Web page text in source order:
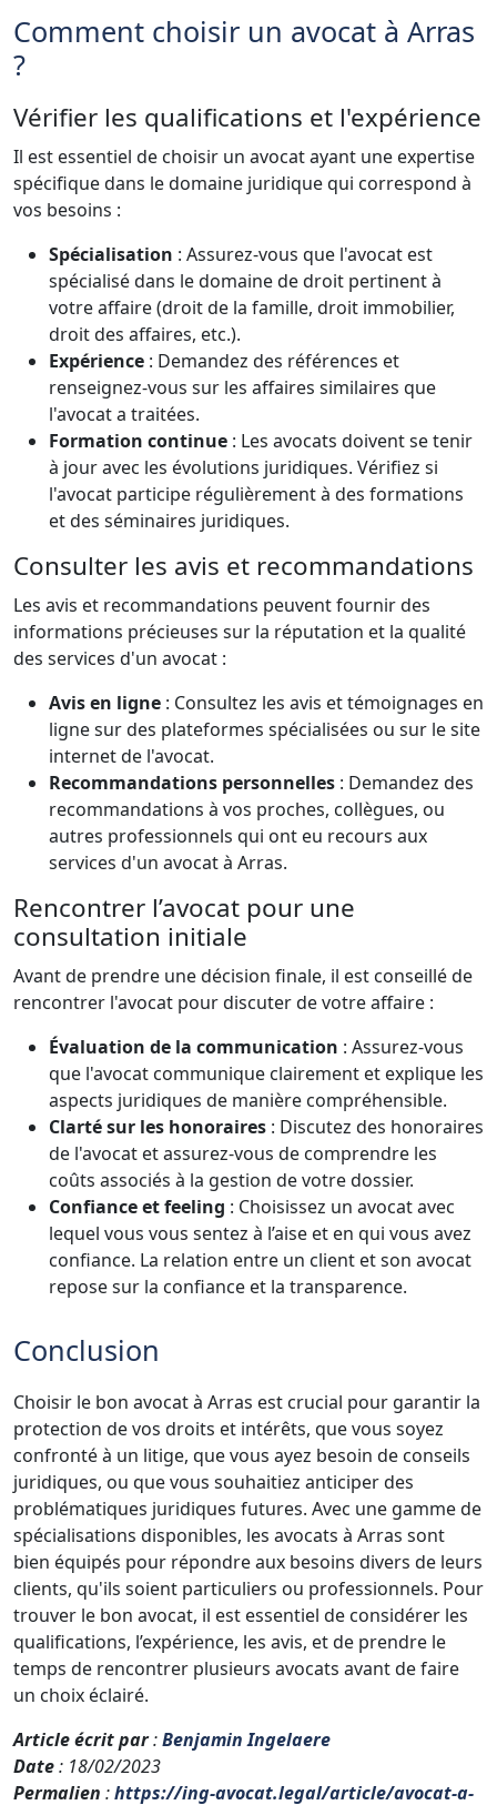
Comment choisir un avocat à Arras
?
Vérifier les qualifications et l'expérience
Il est essentiel de choisir un avocat ayant une expertise
spécifique dans le domaine juridique qui correspond à
vos besoins :
Spécialisation : Assurez-vous que l'avocat est
spécialisé dans le domaine de droit pertinent à
votre affaire (droit de la famille, droit immobilier,
droit des affaires, etc.).
Expérience : Demandez des références et
renseignez-vous sur les affaires similaires que
l'avocat a traitées.
Formation continue : Les avocats doivent se tenir
à jour avec les évolutions juridiques. Vérifiez si
l'avocat participe régulièrement à des formations
et des séminaires juridiques.
Consulter les avis et recommandations
Les avis et recommandations peuvent fournir des
informations précieuses sur la réputation et la qualité
des services d'un avocat :
Avis en ligne : Consultez les avis et témoignages en
ligne sur des plateformes spécialisées ou sur le site
internet de l'avocat.
Recommandations personnelles : Demandez des
recommandations à vos proches, collègues, ou
autres professionnels qui ont eu recours aux
services d'un avocat à Arras.
Rencontrer l’avocat pour une
consultation initiale
Avant de prendre une décision finale, il est conseillé de
rencontrer l'avocat pour discuter de votre affaire :
Évaluation de la communication : Assurez-vous
que l'avocat communique clairement et explique les
aspects juridiques de manière compréhensible.
Clarté sur les honoraires : Discutez des honoraires
de l'avocat et assurez-vous de comprendre les
coûts associés à la gestion de votre dossier.
Confiance et feeling : Choisissez un avocat avec
lequel vous vous sentez à l’aise et en qui vous avez
confiance. La relation entre un client et son avocat
repose sur la confiance et la transparence.
Conclusion
Choisir le bon avocat à Arras est crucial pour garantir la
protection de vos droits et intérêts, que vous soyez
confronté à un litige, que vous ayez besoin de conseils
juridiques, ou que vous souhaitiez anticiper des
problématiques juridiques futures. Avec une gamme de
spécialisations disponibles, les avocats à Arras sont
bien équipés pour répondre aux besoins divers de leurs
clients, qu'ils soient particuliers ou professionnels. Pour
trouver le bon avocat, il est essentiel de considérer les
qualifications, l’expérience, les avis, et de prendre le
temps de rencontrer plusieurs avocats avant de faire
un choix éclairé.
Article écrit par:Benjamin Ingelaere
Date: 18/02/2023
Permalien :https://ing-avocat.legal/article/avocat-a-